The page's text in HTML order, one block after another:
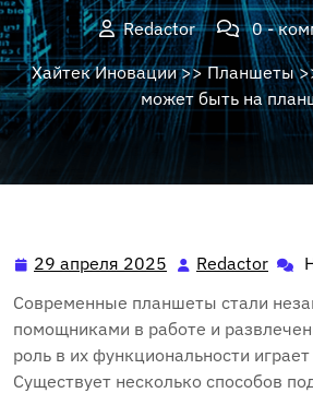
Redactor
0 -
Хайтек Иновации>>Планшеты
может быть на
29 апреля 2025 29
2025
Redactor
Современные планшеты стали
помощниками в работе и
роль в их функциональности
Существует несколько способов